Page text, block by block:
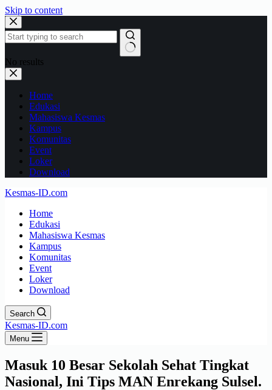
Skip to content
No results
Home
Edukasi
Mahasiswa Kesmas
Kampus
Komunitas
Event
Loker
Download
Kesmas-ID.com
Home
Edukasi
Mahasiswa Kesmas
Kampus
Komunitas
Event
Loker
Download
Search
Kesmas-ID.com
Menu
Masuk 10 Besar Sekolah Sehat Tingkat
Nasional, Ini Tips MAN Enrekang Sulsel.